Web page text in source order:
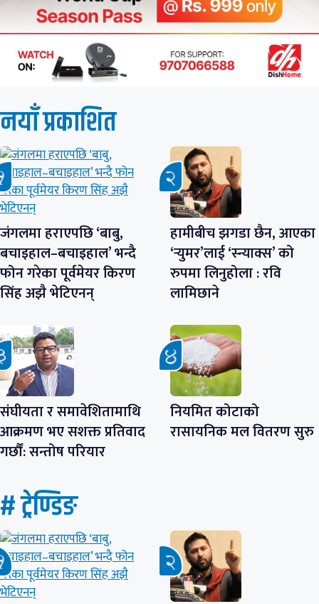
नयाँ प्रकाशित
जंगलमा हराएपछि ‘बाबु,
बचाइहाल–बचाइहाल’ भन्दै
फोन गरेका पूर्वमेयर किरण
सिंह अझै भेटिएनन्
हामीबीच झगडा छैन, आएका
‘र्‍युमर’लाई ‘स्न्याक्स’ को
रुपमा लिनुहोला : रवि
लामिछाने
संघीयता र समावेशितामाथि
आक्रमण भए सशक्त प्रतिवाद
गर्छौं: सन्तोष परियार
नियमित कोटाको
रासायनिक मल वितरण सुरु
# ट्रेण्डिङ